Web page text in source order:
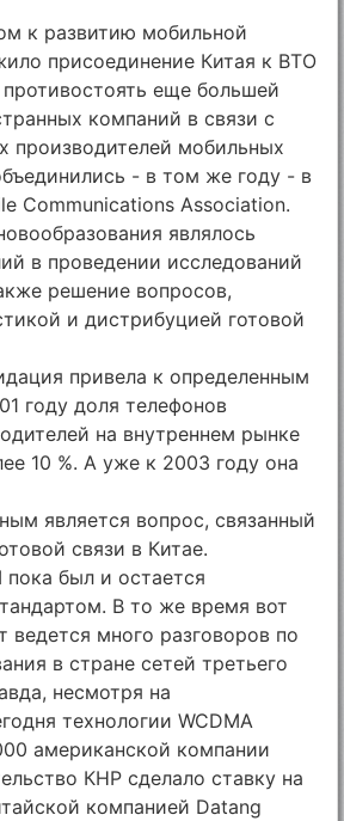
к развитию мобильной
присоединение Китая к ВТО
еще большей
компаний в связи с
производителей мобильных
- в том же году - в
Communications Association.
являлось
в проведении исследований
решение вопросов,
и дистрибуцией готовой
привела к определенным
году доля телефонов
на внутреннем рынке
10 %. А уже к 2003 году она
является вопрос, связанный
связи в Китае.
пока был и остается
В то же время вот
ведется много разговоров по
в стране сетей третьего
несмотря на
технологии WCDMA
американской компании
КНР сделало ставку на
компанией Datang